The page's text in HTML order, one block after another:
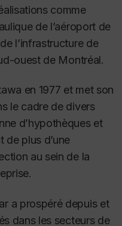
comme
de l’aéroport de
l’infrastructure de
ouest de Montréal.
en 1977 et met son
le cadre de divers
d’hypothèques et
plus d’une
au sein de la
a prospéré depuis et
dans les secteurs de